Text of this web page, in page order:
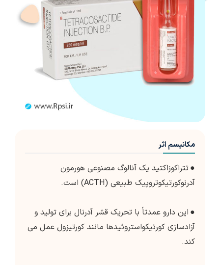
مکانیسم اثر
●تتراکوزاکتید یک آنالوگ مصنوعی هورمون
آدرنوکورتیکوتروپیک طبیعی (ACTH) است.
● این دارو عمدتاً با تحریک قشر آدرنال برای تولید و
آزادسازی کورتیکواستروئیدها مانند کورتیزول عمل می
کند.